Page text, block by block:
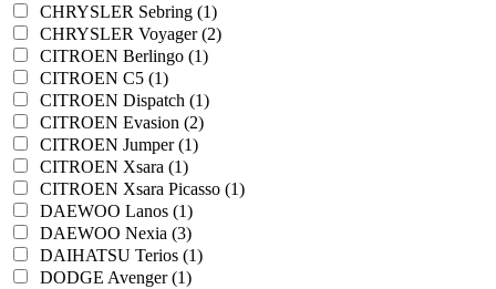
CHRYSLER Sebring (1)
CHRYSLER Voyager (2)
CITROEN Berlingo (1)
CITROEN C5 (1)
CITROEN Dispatch (1)
CITROEN Evasion (2)
CITROEN Jumper (1)
CITROEN Xsara (1)
CITROEN Xsara Picasso (1)
DAEWOO Lanos (1)
DAEWOO Nexia (3)
DAIHATSU Terios (1)
DODGE Avenger (1)